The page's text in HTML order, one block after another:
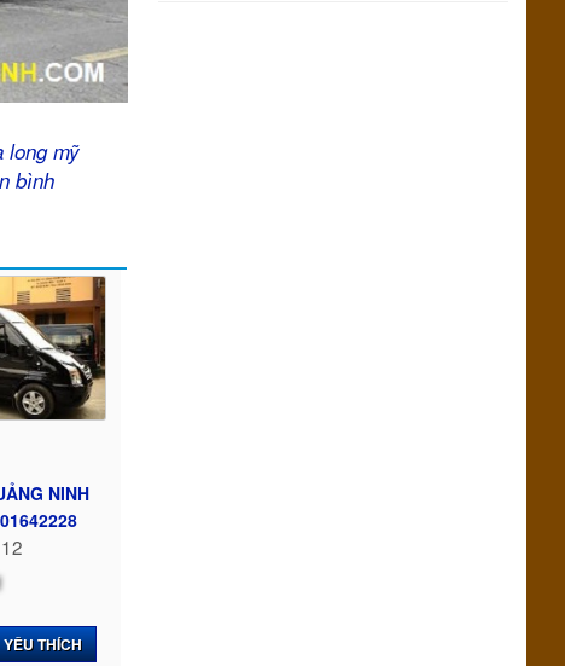
long mỹ
bình
NINH
YÊU THÍCH